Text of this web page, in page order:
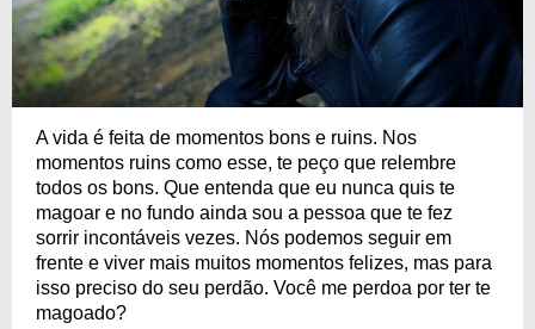
A vida é feita de momentos bons e ruins. Nos
momentos ruins como esse, te peço que relembre
todos os bons. Que entenda que eu nunca quis te
magoar e no fundo ainda sou a pessoa que te fez
sorrir incontáveis vezes. Nós podemos seguir em
frente e viver mais muitos momentos felizes, mas para
isso preciso do seu perdão. Você me perdoa por ter te
magoado?